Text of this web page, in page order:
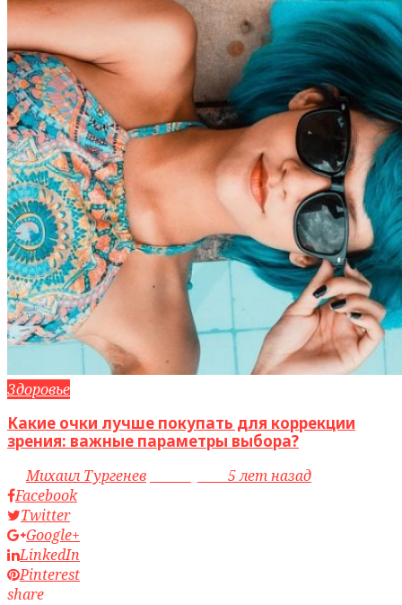
Здоровье
Какие очки лучше покупать для коррекции
зрения: важные параметры выбора?
byМихаил Тургенев
5 лет назад
Facebook
Twitter
Google+
LinkedIn
Pinterest
share